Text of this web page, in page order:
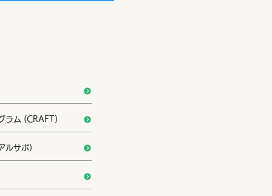
ラム (CRAFT)
ルサポ）